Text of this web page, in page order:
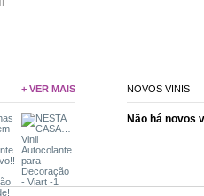
+ VER MAIS NOVOS VINIS
Não há novos